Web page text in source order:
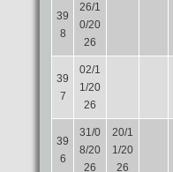
39
8
26/1
0/20
26
39
7
02/1
1/20
26
39
6
31/0
8/20
26
20/1
1/20
26